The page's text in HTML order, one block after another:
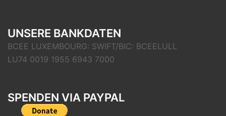
UNSERE BANKDATEN
BCEE LUXEMBOURG: SWIFT/BIC: BCEELULL
LU74 0019 1955 6943 7000
SPENDEN VIA PAYPAL